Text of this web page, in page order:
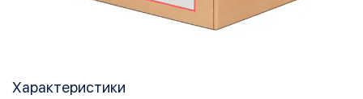
Характеристики